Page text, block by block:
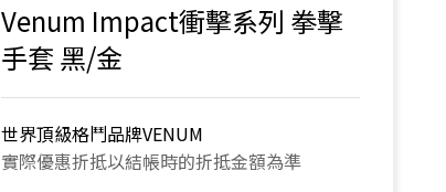
Venum Impact衝擊系列 拳擊
手套 黑/金
世界頂級格鬥品牌VENUM
實際優惠折抵以結帳時的折抵金額為準